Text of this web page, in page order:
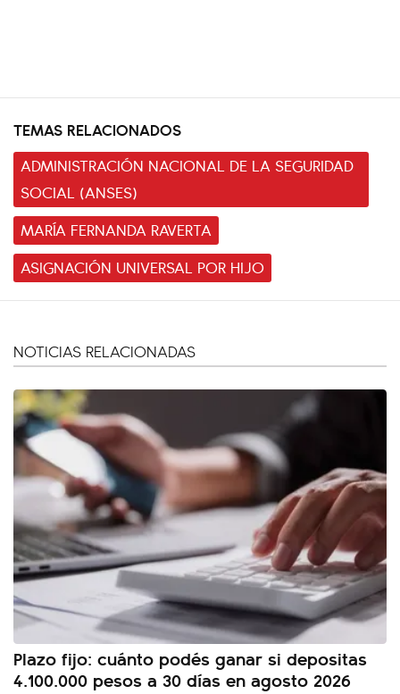
TEMAS RELACIONADOS
ADMINISTRACIÓN NACIONAL DE LA SEGURIDAD
SOCIAL (ANSES)
MARÍA FERNANDA RAVERTA
ASIGNACIÓN UNIVERSAL POR HIJO
NOTICIAS RELACIONADAS
Plazo fijo: cuánto podés ganar si depositas
4.100.000 pesos a 30 días en agosto 2026